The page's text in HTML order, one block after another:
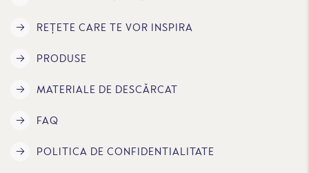
REȚETE CARE TE VOR INSPIRA
PRODUSE
MATERIALE DE DESCĂRCAT
FAQ
POLITICA DE CONFIDENTIALITATE